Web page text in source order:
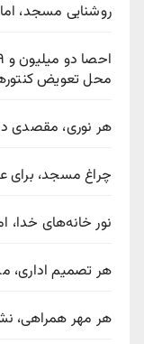
روشنایی مسجد،
محل تعویض
هر نوری، مقصدی
چراغ مسجد،
نور خانه‌های خدا،
هر تصمیم اداری،
هر مهر همراهی،